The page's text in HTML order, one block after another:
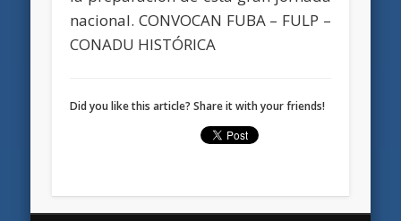
nacional. CONVOCAN FUBA – FULP –
CONADU HISTÓRICA
Did you like this article? Share it with your friends!